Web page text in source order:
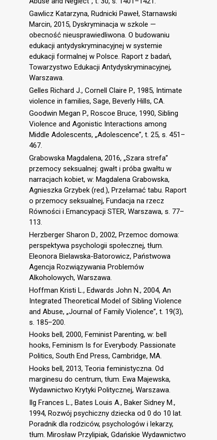
Gawlicz Katarzyna, Rudnicki Paweł, Starnawski
Marcin, 2015, Dyskryminacja w szkole —
obecność nieusprawiedliwona. O budowaniu
edukacji antydyskryminacyjnej w systemie
edukacji formalnej w Polsce. Raport z badań,
Towarzystwo Edukacji Antydyskryminacyjnej,
Warszawa.
Gelles Richard J., Cornell Claire P., 1985, Intimate
violence in families, Sage, Beverly Hills, CA.
Goodwin Megan P., Roscoe Bruce, 1990, Sibling
Violence and Agonistic Interactions among
Middle Adolescents, „Adolescence”, t. 25, s. 451–
467.
Grabowska Magdalena, 2016, „Szara strefa”
przemocy seksualnej: gwałt i próba gwałtu w
narracjach kobiet, w: Magdalena Grabowska,
Agnieszka Grzybek (red.), Przełamać tabu. Raport
o przemocy seksualnej, Fundacja na rzecz
Równości i Emancypacji STER, Warszawa, s. 77–
113.
Herzberger Sharon D., 2002, Przemoc domowa:
perspektywa psychologii społecznej, tłum.
Eleonora Bielawska-Batorowicz, Państwowa
Agencja Rozwiązywania Problemów
Alkoholowych, Warszawa.
Hoffman Kristi L., Edwards John N., 2004, An
Integrated Theoretical Model of Sibling Violence
and Abuse, „Journal of Family Violence”, t. 19(3),
s. 185–200.
Hooks bell, 2000, Feminist Parenting, w: bell
hooks, Feminism Is for Everybody. Passionate
Politics, South End Press, Cambridge, MA.
Hooks bell, 2013, Teoria feministyczna. Od
marginesu do centrum, tłum. Ewa Majewska,
Wydawnictwo Krytyki Politycznej, Warszawa.
Ilg Frances L., Bates Louis A., Baker Sidney M.,
1994, Rozwój psychiczny dziecka od 0 do 10 lat.
Poradnik dla rodziców, psychologów i lekarzy,
tłum. Mirosław Przylipiak, Gdańskie Wydawnictwo